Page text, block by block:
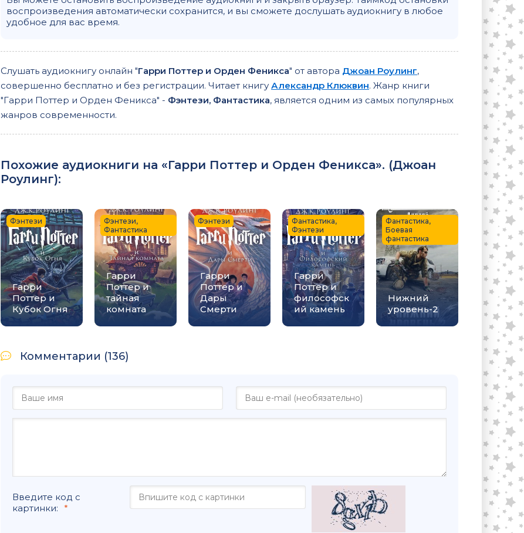
0024
0026
0027
0028
0029
0030
0032
0034
0035
0036
0037
0038
0039
0041
0043
0044
0048
воспроизведения автоматически сохранится, и вы сможете дослушать аудиокнигу в любое
удобное для вас время.
Слушать аудиокнигу онлайн "Гарри Поттер и Орден Феникса" от автора Джоан Роулинг,
совершенно бесплатно и без регистрации. Читает книгу Александр Клюквин. Жанр книги
"Гарри Поттер и Орден Феникса" - Фэнтези, Фантастика, является одним из самых популярных
жанров современности.
Похожие аудиокниги на «Гарри Поттер и Орден Феникса». (Джоан
Роулинг):
Гарри
Поттер и
Кубок Огня
Фэнтези
Гарри
Поттер и
тайная
комната
Фэнтези,
Фантастика
Гарри
Поттер и
Дары
Смерти
Фэнтези
Гарри
Поттер и
философск
ий камень
Фантастика,
Фэнтези
Нижний
уровень-2
Фантастика,
Боевая
фантастика
Комментарии (136)
Введите код с
картинки: